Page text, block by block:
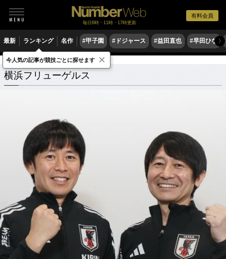
有料会員
毎日6時・11時・17時更新
最新 ランキング 名作 #甲子園 #ドジャース #益田直也 #早田ひな 〉
横浜フリューゲルス 関連記事
横浜フリューゲルス
今人気の記事が競技ごとに探せます ×